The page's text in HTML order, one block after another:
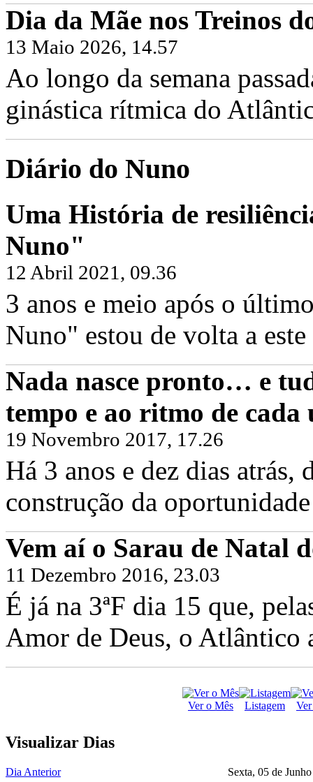
Dia da Mãe nos Treinos
13 Maio 2026, 14.57
Ao longo da semana
ginástica rítmica do
Diário do Nuno
Uma História de
Nuno"
12 Abril 2021, 09.36
3 anos e meio após o
Nuno" estou de volta a este
Nada nasce pronto… e
tempo e ao ritmo de cada
19 Novembro 2017, 17.26
Há 3 anos e dez dias atrás,
construção da
Vem aí o Sarau de Natal
11 Dezembro 2016, 23.03
É já na 3ªF dia 15 que,
Amor de Deus, o Atlântico
Ver o Mês Listagem
Visualizar Dias
Dia Anterior
Sexta, 05 de